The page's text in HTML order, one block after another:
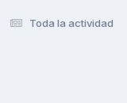
Toda la actividad